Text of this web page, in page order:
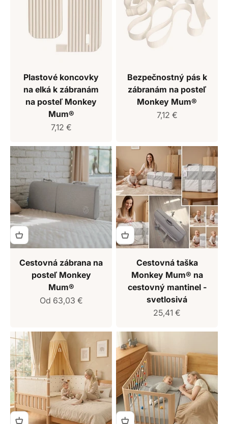
Plastové koncovky
na elká k zábranám
na posteľ Monkey
Mum®
Predajná cena
7,12 €
Bezpečnostný pás k
zábranám na posteľ
Monkey Mum®
Predajná cena
7,12 €
Cestovná zábrana na
posteľ Monkey
Mum®
Predajná cena
Od 63,03 €
Cestovná taška
Monkey Mum® na
cestovný mantinel -
svetlosivá
Predajná cena
25,41 €